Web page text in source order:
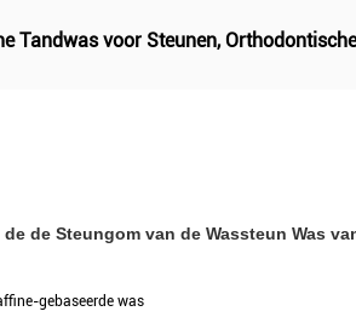
Tandwas voor Steunen,
de Steungom van de Wassteun Was
gebaseerde was